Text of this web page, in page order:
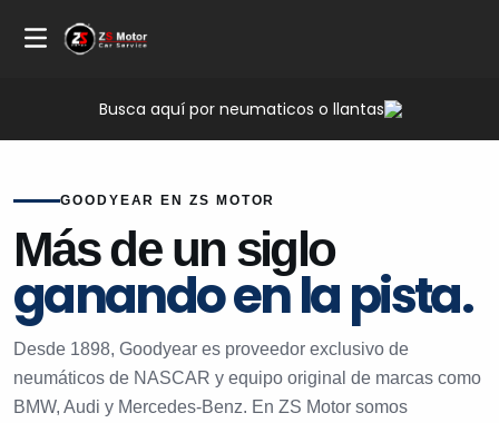
Busca aquí por neumaticos o llantas
GOODYEAR EN ZS MOTOR
Más de un siglo
ganando en la pista.
Desde 1898, Goodyear es proveedor exclusivo de
neumáticos de NASCAR y equipo original de marcas como
BMW, Audi y Mercedes-Benz. En ZS Motor somos